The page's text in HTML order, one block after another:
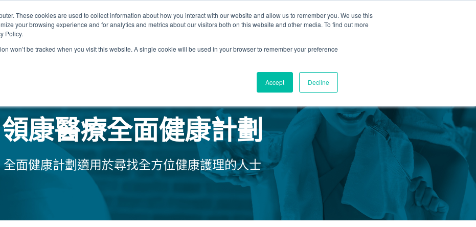
These cookies are used to collect information about how you interact with our website and allow us to remember you. We use this
your browsing experience and for analytics and metrics about our visitors both on this website and other media. To find out more
Policy.
won’t be tracked when you visit this website. A single cookie will be used in your browser to remember your preference
Accept Decline
關於我們 我們的診所
我們
我們
計劃 資源 最新活動 商店 2155 9055
領康醫療全面健康計劃
全面健康計劃適用於尋找全方位健康護理的人士